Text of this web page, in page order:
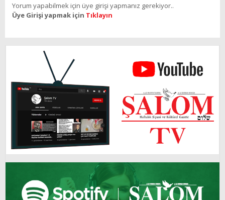
Yorum yapabilmek için üye girişi yapmanız gerekiyor..
Üye Girişi yapmak için Tıklayın